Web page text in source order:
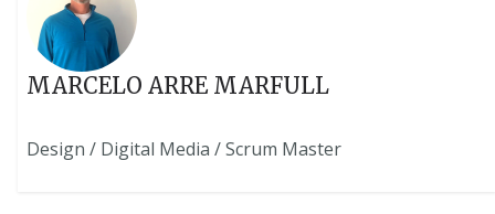
MARCELO ARRE MARFULL
Design / Digital Media / Scrum Master